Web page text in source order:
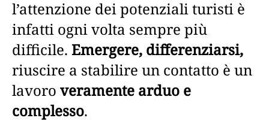
l’attenzione dei potenziali turisti è
infatti ogni volta sempre più
difficile. Emergere, differenziarsi,
riuscire a stabilire un contatto è un
lavoro veramente arduo e
complesso.